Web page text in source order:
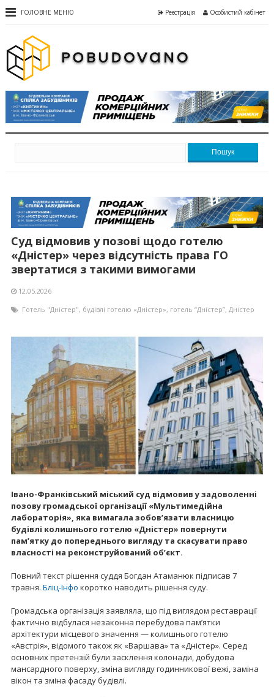
ГОЛОВНЕ МЕНЮ Реєстрація Особистий кабінет
Пошук
Суд відмовив у позові щодо готелю
«Дністер» через відсутність права ГО
звертатися з такими вимогами
12.05.2026
Готель "Дністер", будівлі готелю «Дністер», готель “Дністер”, Дністер
Івано-Франківський міський суд відмовив у задоволенні
позову громадської організації «Мультимедійна
лабораторія», яка вимагала зобов’язати власницю
будівлі колишнього готелю «Дністер» повернути
пам’ятку до попереднього вигляду та скасувати право
власності на реконструйований об’єкт.
Повний текст рішення суддя Богдан Атаманюк підписав 7
травня. Бліц-Інфо коротко наводить рішення суду.
Громадська організація заявляла, що під виглядом реставрації
фактично відбулася незаконна перебудова пам’ятки
архітектури місцевого значення — колишнього готелю
«Австрія», відомого також як «Варшава» та «Дністер». Серед
основних претензій були засклення колонади, добудова
мансардного поверху, зміна вигляду годинникової вежі, заміна
вікон та зміна фасаду будівлі.